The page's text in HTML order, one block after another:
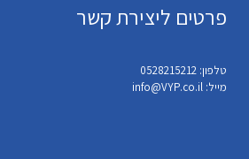
פרטים ליצירת קשר
טלפון: 0528215212
מייל: info@VYP.co.il